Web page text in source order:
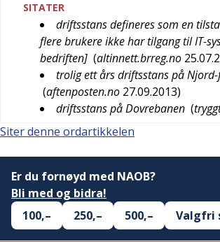
SITATER
driftsstans defineres som en
flere brukere ikke har tilgang til IT-
bedriften] (altinnett.brreg.no
trolig ett års driftsstans på
(aftenposten.no 27.09.2013)
driftsstans på Dovrebanen (
Siter denne ordartikkelen
Er du fornøyd med NAOB?
Bli med og bidra!
100,–
250,– 500,– Valgfri